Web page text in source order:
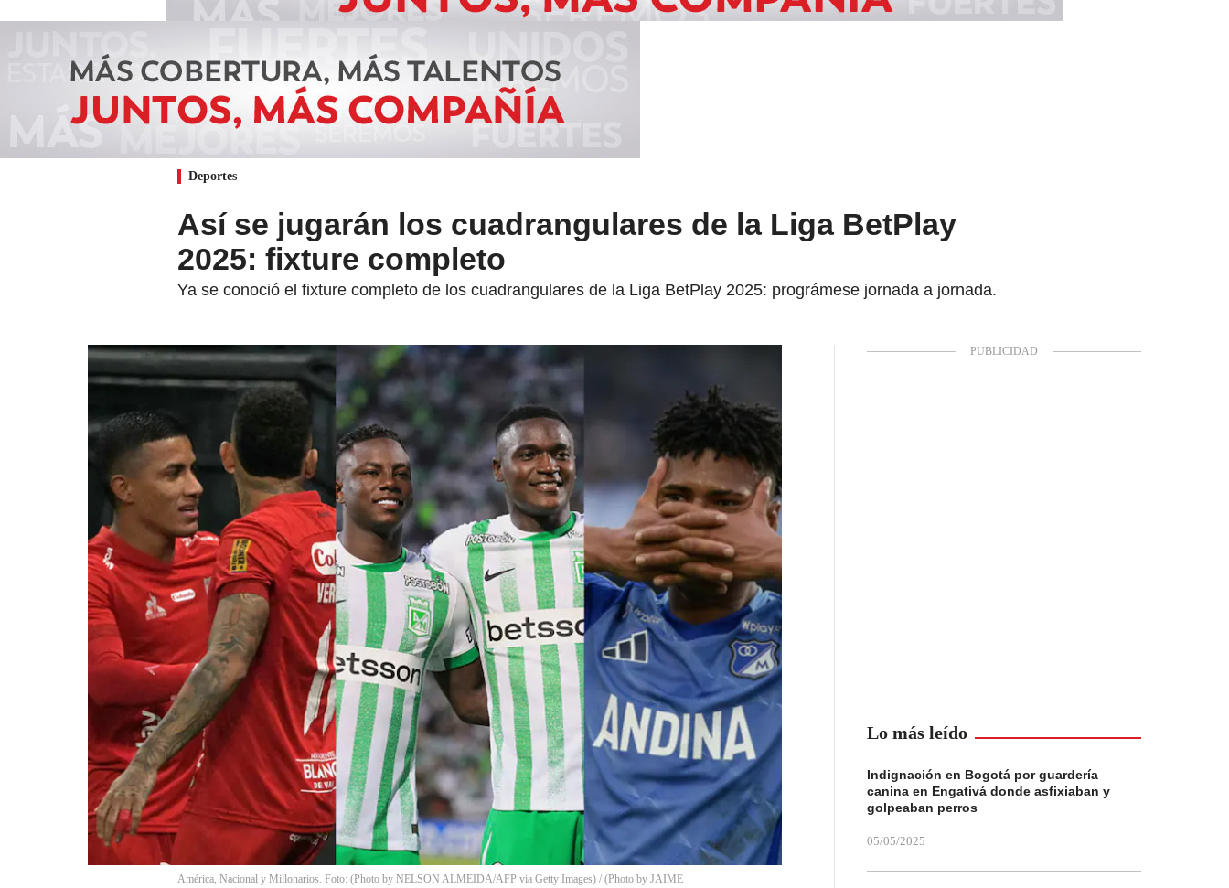
Deportes
Así se jugarán los cuadrangulares de la Liga BetPlay
2025: fixture completo
Ya se conoció el fixture completo de los cuadrangulares de la Liga BetPlay 2025: prográmese jornada a jornada.
América, Nacional y Millonarios. Foto: (Photo by NELSON ALMEIDA/AFP via Getty Images) / (Photo by JAIME
Lo más leído
Indignación en Bogotá por guardería
canina en Engativá donde asfixiaban y
golpeaban perros
05/05/2025